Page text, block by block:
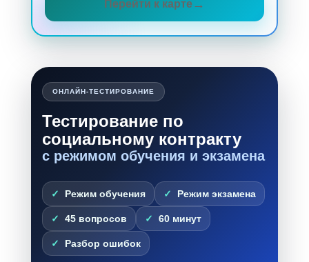
Перейти к карте
ОНЛАЙН-ТЕСТИРОВАНИЕ
Тестирование по
социальному контракту
с режимом обучения и экзамена
Режим обучения Режим экзамена
45 вопросов 60 минут
Разбор ошибок